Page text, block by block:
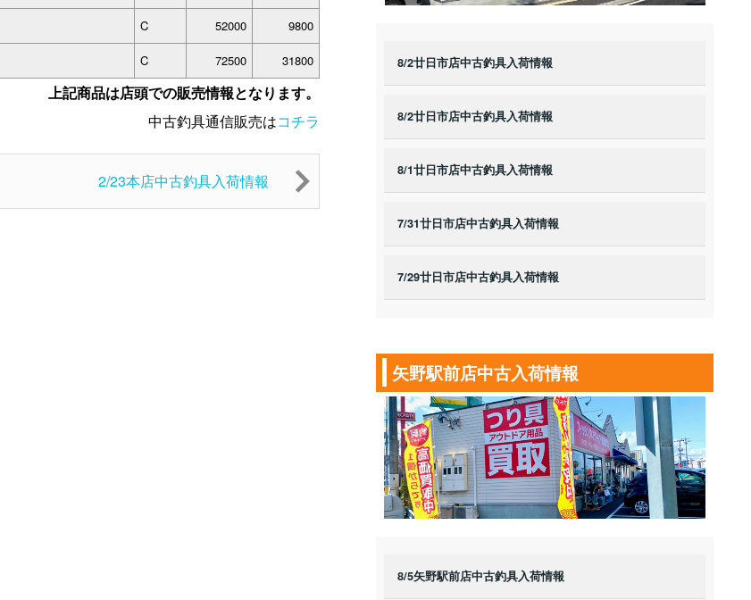
C 52000 9800
C 72500 31800
上記商品は店頭での販売情報となります。
中古釣具通信販売はコチラ
2/23本店中古釣具入荷情報
8/2廿日市店中古釣具入荷情報
8/2廿日市店中古釣具入荷情報
8/1廿日市店中古釣具入荷情報
7/31廿日市店中古釣具入荷情報
7/29廿日市店中古釣具入荷情報
矢野駅前店中古入荷情報
8/5矢野駅前店中古釣具入荷情報